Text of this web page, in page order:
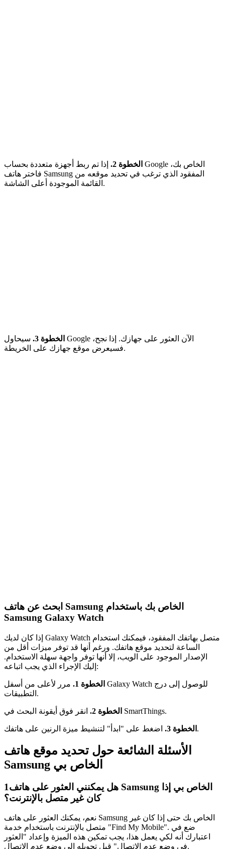
الخطوة 2.
إذا تم ربط أجهزة متعددة بحساب Google الخاص بك،
فاختر هاتف Samsung المفقود الذي ترغب في تحديد موقعه من
القائمة الموجودة أعلى الشاشة.
الخطوة 3.
سيحاول Google الآن العثور على جهازك. إذا نجح،
فسيعرض موقع جهازك على الخريطة.
ابحث عن هاتف Samsung الخاص بك باستخدام
Samsung Galaxy Watch
إذا كان لديك Galaxy Watch متصل بهاتفك المفقود، فيمكنك استخدام
الساعة لتحديد موقع هاتفك. ورغم أنها قد توفر ميزات أقل من
الإصدار الموجود على الويب، إلا أنها توفر واجهة سهلة الاستخدام.
إليك الإجراء الذي يجب اتباعه:
الخطوة 1.
مرر لأعلى من أسفل Galaxy Watch للوصول إلى درج
التطبيقات.
الخطوة 2. انقر فوق أيقونة البحث في SmartThings.
الخطوة 3. اضغط على "ابدأ" لتنشيط ميزة الرنين على هاتفك.
الأسئلة الشائعة حول تحديد موقع هاتف
Samsung الخاص بي
1هل يمكنني العثور على هاتف Samsung الخاص بي إذا
كان غير متصل بالإنترنت؟
نعم، يمكنك العثور على هاتف Samsung الخاص بك حتى إذا كان غير
متصل بالإنترنت باستخدام خدمة "Find My Mobile". ضع في
اعتبارك أنه لكي يعمل هذا، يجب تمكين هذه الميزة وإعداد "العثور
في وضع عدم الاتصال" قبل تحويله إلى وضع عدم الاتصال.